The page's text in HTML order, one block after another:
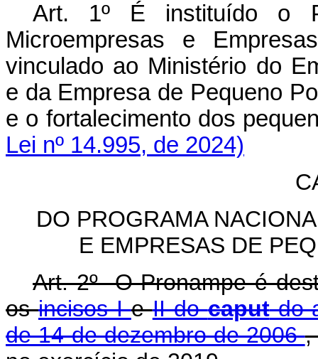
Art. 1º É instituído o
Microempresas e
vinculado ao Ministério do
e da Empresa de Pequeno
e o fortalecimento dos
Lei nº 14.995, de 2024)
DO PROGRAMA
E EMPRESAS DE
Art. 2º O Pronampe é
osincisos IeII docaputdo
de 14 de dezembro de 2006,